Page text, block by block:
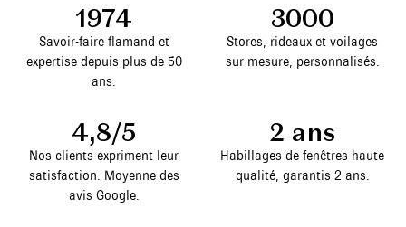
1974
Savoir-faire flamand et
expertise depuis plus de 50
ans.
3000
Stores, rideaux et voilages
sur mesure, personnalisés.
4,8/5
Nos clients expriment leur
satisfaction. Moyenne des
avis Google.
2 ans
Habillages de fenêtres haute
qualité, garantis 2 ans.